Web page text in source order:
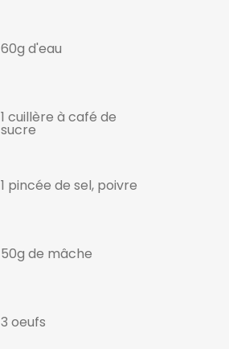
60g d'eau
1 cuillère à café de
sucre
1 pincée de sel, poivre
50g de mâche
3 oeufs